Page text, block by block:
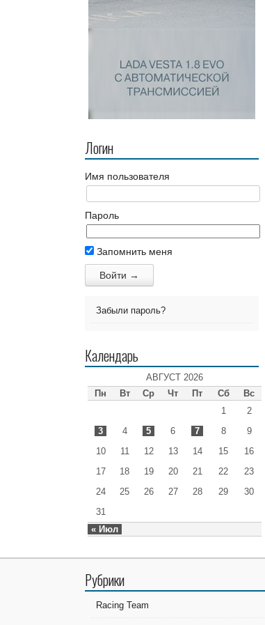
Логин
Имя пользователя
Пароль
Запомнить меня
Забыли пароль?
Календарь
АВГУСТ 2026
Пн
Вт Ср Чт Пт Сб Вс
« Июл
1
2
3
4 5 6 7 8
9
10
11 12 13 14 15
16
17
18 19 20 21 22
23
24
25 26 27 28 29
30
31
Рубрики
Racing Team